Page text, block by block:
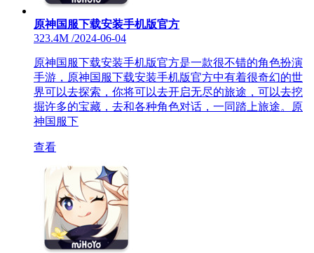
原神国服下载安装手机版官方
323.4M /2024-06-04
原神国服下载安装手机版官方是一款很不错的角色扮演
手游，原神国服下载安装手机版官方中有着很奇幻的世
界可以去探索，你将可以去开启无尽的旅途，可以去挖
掘许多的宝藏，去和各种角色对话，一同踏上旅途。原
神国服下
查看